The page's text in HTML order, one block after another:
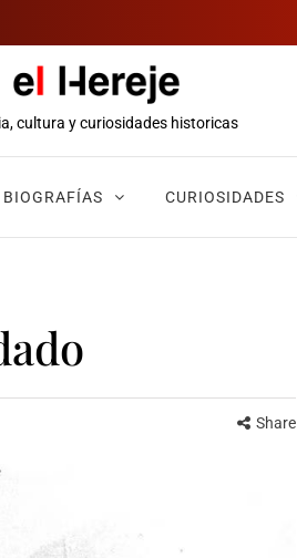
cultura y curiosidades historicas
BIOGRAFÍAS CURIOSIDADES
Share